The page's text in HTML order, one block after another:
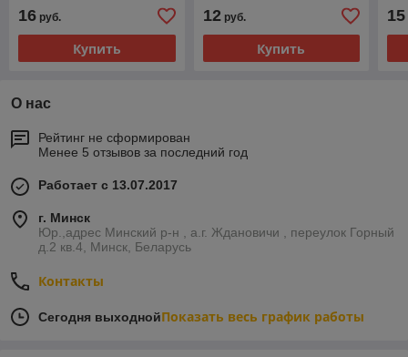
16 руб.
Купить
McCulloch
12руб.
Купить
15
О нас
Рейтинг не сформирован
Менее 5 отзывов за последний год
Работает с 13.07.2017
г. Минск
Юр.,адрес Минский р-н , а.г. Ждановичи , переулок Горный
д.2 кв.4, Минск, Беларусь
Контакты
Сегодня выходнойПоказать весь график работы